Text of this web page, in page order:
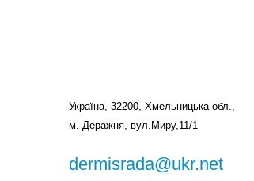
Україна, 32200, Хмельницька обл.,
м. Деражня, вул.Миру,11/1
dermisrada@ukr.net